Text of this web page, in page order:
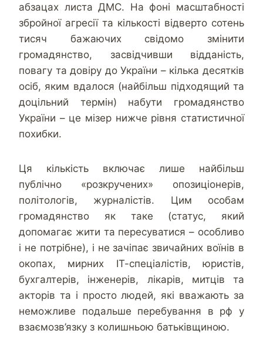
абзацах листа ДМС. На фоні масштабності
збройної агресії та кількості відверто сотень
тисяч бажаючих свідомо змінити
громадянство, засвідчивши відданість,
повагу та довіру до України – кілька десятків
осіб, яким вдалося (найбільш підходящий та
доцільний термін) набути громадянство
України – це мізер нижче рівня статистичної
похибки.
Ця кількість включає лише найбільш
публічно «розкручених» опозиціонерів,
політологів, журналістів. Цим особам
громадянство як таке (статус, який
допомагає жити та пересуватися – особливо
і не потрібне), і не зачіпає звичайних воїнів в
окопах, мирних ІТ-спеціалістів, юристів,
бухгалтерів, інженерів, лікарів, митців та
акторів та і просто людей, які вважають за
неможливе подальше перебування в рф у
взаємозв’язку з колишньою батьківщиною.